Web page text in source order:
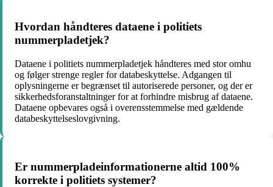
Hvordan håndteres dataene i politiets
nummerpladetjek?
Dataene i politiets nummerpladetjek håndteres med stor omhu
og følger strenge regler for databeskyttelse. Adgangen til
oplysningerne er begrænset til autoriserede personer, og der er
sikkerhedsforanstaltninger for at forhindre misbrug af dataene.
Dataene opbevares også i overensstemmelse med gældende
databeskyttelseslovgivning.
Er nummerpladeinformationerne altid 100%
korrekte i politiets systemer?